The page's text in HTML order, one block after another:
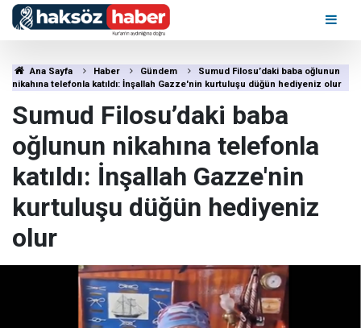
Ana Sayfa Haber Gündem
Sumud Filosu’daki baba oğlunun
nikahına telefonla katıldı: İnşallah Gazze'nin kurtuluşu düğün hediyeniz olur
Sumud Filosu’daki baba
oğlunun nikahına telefonla
katıldı: İnşallah Gazze'nin
kurtuluşu düğün hediyeniz
olur